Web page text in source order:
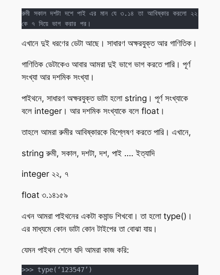
রুমী সকাল দশটা দশে পাই এর মান যে ৩.১৪ তা আবিষ্কার করলো ২২
কে ৭ দিয়ে ভাগ করার পর।
এখানে দুই ধরণের ডেটা আছে। সাধারণ অক্ষরযুক্ত আর গাণিতিক।
গাণিতিক ডেটাকেও আবার আমরা দুই ভাগে ভাগ করতে পারি। পূর্ণ
সংখ্যা আর দশমিক সংখ্যা।
পাইথনে, সাধারণ অক্ষরযুক্ত ডাটা হলো string। পূর্ণ সংখ্যাকে
বলে integer। আর দশমিক সংখ্যাকে বলে float।
তাহলে আমরা রুমীর আবিষ্কারকে বিশ্লেষণ করতে পারি। এখানে,
string রুমী, সকাল, দশটা, দশ, পাই …. ইত্যাদি
integer ২২, ৭
float ৩.১৪১৫৯
এখন আমরা পাইথনের একটা কমান্ড শিখবো। তা হলো type()।
এর মাধ্যমে কোন ডাটা কোন টাইপের তা বোঝা যায়।
যেমন পাইথন শেলে যদি আমরা কাজ করি:
>>> type(‘123547’)